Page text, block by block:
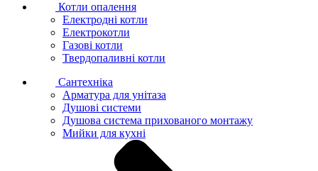
Котли опалення
Електродні котли
Електрокотли
Газові котли
Твердопаливні котли
Сантехніка
Арматура для унітаза
Душові системи
Душова система прихованого монтажу
Мийки для кухні